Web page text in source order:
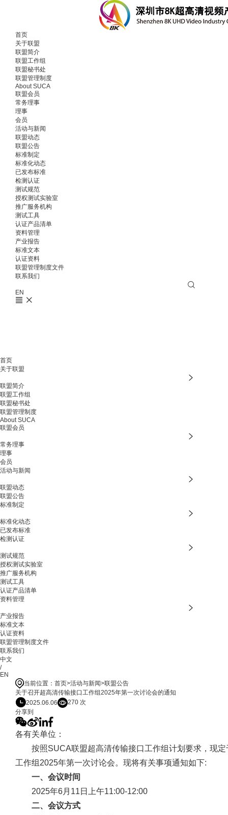
首页
关于联盟
联盟简介
联盟工作组
联盟秘书处
联盟管理制度
About SUCA
联盟会员
常务理事
理事
会员
活动与新闻
联盟动态
联盟公告
标准制定
标准化动态
已发布标准
检测认证
测试规范
授权测试实验室
推广服务机构
测试工具
认证产品清单
资料管理
产业报告
标准文本
认证资料
联盟管理制度文件
联系我们
EN
首页
关于联盟
联盟简介
联盟工作组
联盟秘书处
联盟管理制度
About SUCA
联盟会员
常务理事
理事
会员
活动与新闻
联盟动态
联盟公告
标准制定
标准化动态
已发布标准
检测认证
测试规范
授权测试实验室
推广服务机构
测试工具
认证产品清单
资料管理
产业报告
标准文本
认证资料
联盟管理制度文件
联系我们
中文
/
EN
当前位置： 首页>活动与新闻>联盟公告
关于召开超高清传输接口工作组2025年第一次讨论会的通知
2025.06.06
270 次
分享到
各有关单位：
按照SUCA联盟超高清传输接口工作组计划要求，现
工作组2025年第一次讨论会。现将有关事项通知如下:
一、会议时间
2025年6月11日上午11:00-12:00
二、会议方式